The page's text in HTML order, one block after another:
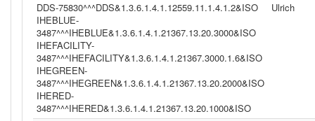
DDS-75830^^^DDS&1.3.6.1.4.1.12559.11.1.4.1.2&ISO
IHEBLUE-
3487^^^IHEBLUE&1.3.6.1.4.1.21367.13.20.3000&ISO
IHEFACILITY-
3487^^^IHEFACILITY&1.3.6.1.4.1.21367.3000.1.6&ISO
IHEGREEN-
3487^^^IHEGREEN&1.3.6.1.4.1.21367.13.20.2000&ISO
IHERED-
3487^^^IHERED&1.3.6.1.4.1.21367.13.20.1000&ISO
Ulrich